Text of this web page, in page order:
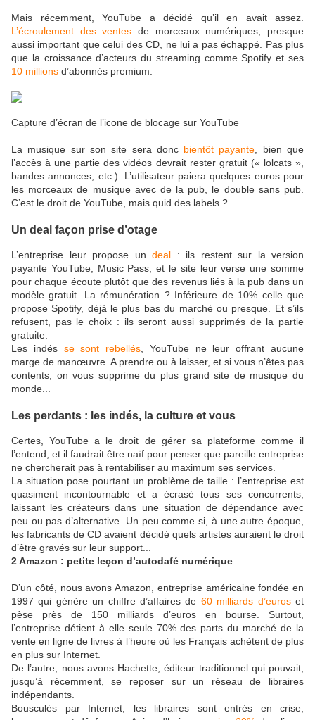
Mais récemment, YouTube a décidé qu’il en avait assez.
L’écroulement des ventes de morceaux numériques, presque
aussi important que celui des CD, ne lui a pas échappé. Pas plus
que la croissance d’acteurs du streaming comme Spotify et ses
10 millions d’abonnés premium.
Capture d’écran de l’icone de blocage sur YouTube
La musique sur son site sera donc bientôt payante, bien que
l’accès à une partie des vidéos devrait rester gratuit (« lolcats »,
bandes annonces, etc.). L’utilisateur paiera quelques euros pour
les morceaux de musique avec de la pub, le double sans pub.
C’est le droit de YouTube, mais quid des labels ?
Un deal façon prise d’otage
L’entreprise leur propose un deal : ils restent sur la version
payante YouTube, Music Pass, et le site leur verse une somme
pour chaque écoute plutôt que des revenus liés à la pub dans un
modèle gratuit. La rémunération ? Inférieure de 10% celle que
propose Spotify, déjà le plus bas du marché ou presque. Et s’ils
refusent, pas le choix : ils seront aussi supprimés de la partie
gratuite.
Les indés se sont rebellés , YouTube ne leur offrant aucune
marge de manœuvre. A prendre ou à laisser, et si vous n’êtes pas
contents, on vous supprime du plus grand site de musique du
monde...
Les perdants : les indés, la culture et vous
Certes, YouTube a le droit de gérer sa plateforme comme il
l’entend, et il faudrait être naïf pour penser que pareille entreprise
ne chercherait pas à rentabiliser au maximum ses services.
La situation pose pourtant un problème de taille : l’entreprise est
quasiment incontournable et a écrasé tous ses concurrents,
laissant les créateurs dans une situation de dépendance avec
peu ou pas d’alternative. Un peu comme si, à une autre époque,
les fabricants de CD avaient décidé quels artistes auraient le droit
d’être gravés sur leur support...
2 Amazon : petite leçon d’autodafé numérique
D’un côté, nous avons Amazon, entreprise américaine fondée en
1997 qui génère un chiffre d’affaires de 60 milliards d’euroset
pèse près de 150 milliards d’euros en bourse. Surtout,
l’entreprise détient à elle seule 70% des parts du marché de la
vente en ligne de livres à l’heure où les Français achètent de plus
en plus sur Internet.
De l’autre, nous avons Hachette, éditeur traditionnel qui pouvait,
jusqu’à récemment, se reposer sur un réseau de libraires
indépendants.
Bousculés par Internet, les libraires sont entrés en crise,